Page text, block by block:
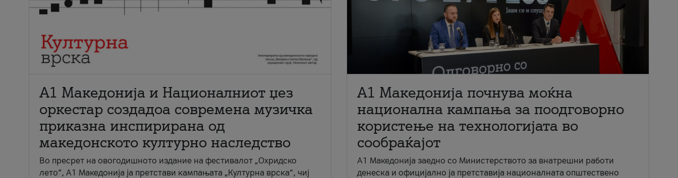
А1 Македонија и Националниот џез
оркестар создадоа современа музичка
приказна инспирирана од
македонското културно наследство
Во пресрет на овогодишното издание на фестивалот „Охридско
лето“, А1 Македонија ја претстави кампањата „Културна врска“, чиј
A1 Македонија почнува моќна
национална кампања за поодговорно
користење на технологијата во
сообраќајот
A1 Македонија заедно со Министерството за внатрешни работи
денеска и официјално ја претставија националната општествено